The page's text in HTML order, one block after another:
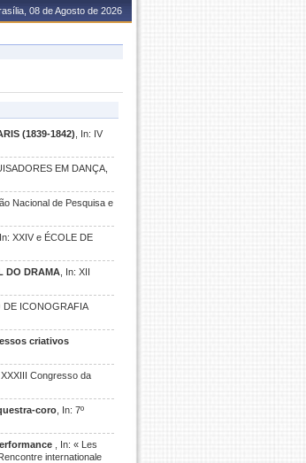
08 de Agosto de 2026
(1839-1842) , In: IV
EM DANÇA,
Nacional de Pesquisa e
, In: XXIV e ÉCOLE DE
DO DRAMA , In: XII
DE ICONOGRAFIA
criativos
XXXIII Congresso da
coro , In: 7º
, In: « Les
internationale